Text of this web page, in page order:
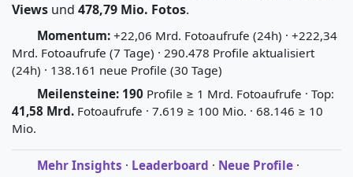
Views und 478,79 Mio. Fotos.
Momentum: +22,06 Mrd. Fotoaufrufe (24h) · +222,34
Mrd. Fotoaufrufe (7 Tage) · 290.478 Profile aktualisiert
(24h) · 138.161 neue Profile (30 Tage)
Meilensteine: 190 Profile ≥ 1 Mrd. Fotoaufrufe · Top:
41,58 Mrd. Fotoaufrufe · 7.619 ≥ 100 Mio. · 68.146 ≥ 10
Mio.
Mehr Insights · Leaderboard · Neue Profile ·